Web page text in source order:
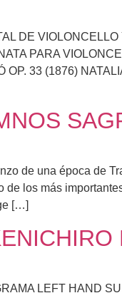
DE
PARA
33 (1876)
de una época de
los más
[…]
LEFT HAND